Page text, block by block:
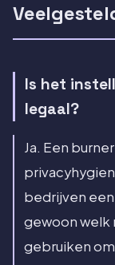
Is het
legaal?
Ja. Een
bedrijven
gewoon welk
gebruiken